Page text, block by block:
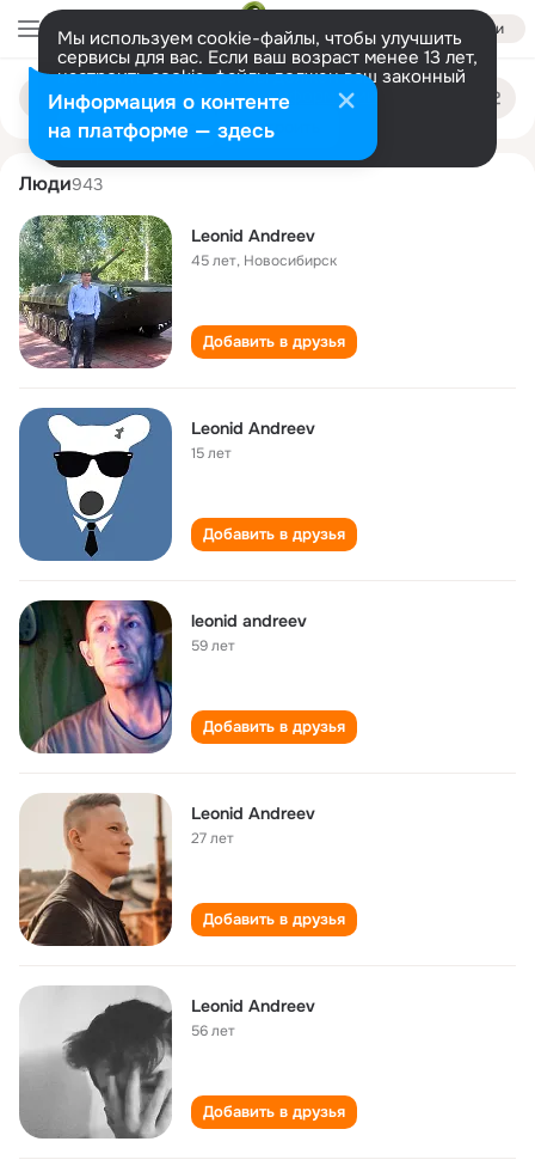
Войти
Мы используем cookie-файлы, чтобы улучшить
сервисы для вас. Если ваш возраст менее 13 лет,
настроить cookie-файлы должен ваш законный
представитель. Больше информации
Разрешить все Настроить
Поиск
людям
leonid andreev
Люди943
Leonid Аndreev
45 лет, Новосибирск
Добавить в друзья
Leonid Andreev
15 лет
Добавить в друзья
leonid andreev
59 лет
Добавить в друзья
Leonid Andreev
27 лет
Добавить в друзья
Leonid Andreev
56 лет
Добавить в друзья
Информация о контенте
на платформе — здесь